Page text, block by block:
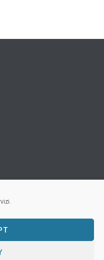
s.r.l. 2026 | P.IVA
ai legittimi proprietari;